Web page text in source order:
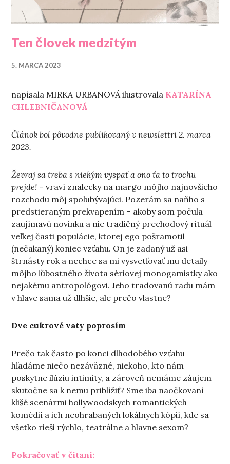
Ten človek medzitým
5. MARCA 2023
napísala MIRKA URBANOVÁ ilustrovala KATARÍNA
CHLEBNIČANOVÁ
Článok bol pôvodne publikovaný v newslettri 2. marca
2023.
Ževraj sa treba s niekým vyspať a ono ťa to trochu
prejde! – vraví znalecky na margo môjho najnovšieho
rozchodu môj spolubývajúci. Pozerám sa naňho s
predstieraným prekvapením – akoby som počula
zaujímavú novinku a nie tradičný prechodový rituál
veľkej časti populácie, ktorej ego pošramotil
(nečakaný) koniec vzťahu. On je zadaný už asi
štrnásty rok a nechce sa mi vysvetľovať mu detaily
môjho ľúbostného života sériovej monogamistky ako
nejakému antropológovi. Jeho tradovanú radu mám
v hlave sama už dlhšie, ale prečo vlastne?
Dve cukrové vaty poprosím
Prečo tak často po konci dlhodobého vzťahu
hľadáme niečo nezáväzné, niekoho, kto nám
poskytne ilúziu intimity, a zároveň nemáme záujem
skutočne sa k nemu priblížiť? Sme iba naočkovaní
klišé scenármi hollywoodskych romantických
komédií a ich neohrabaných lokálnych kópií, kde sa
všetko rieši rýchlo, teatrálne a hlavne sexom?
Pokračovať v čítaní:„Ten človek medzitým“